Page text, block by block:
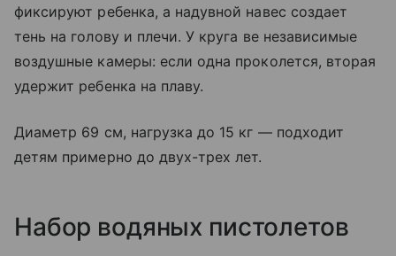
фиксируют ребенка, а надувной навес создает
тень на голову и плечи. У круга ве независимые
воздушные камеры: если одна проколется, вторая
удержит ребенка на плаву.
Диаметр 69 см, нагрузка до 15 кг — подходит
детям примерно до двух-трех лет.
Набор водяных пистолетов